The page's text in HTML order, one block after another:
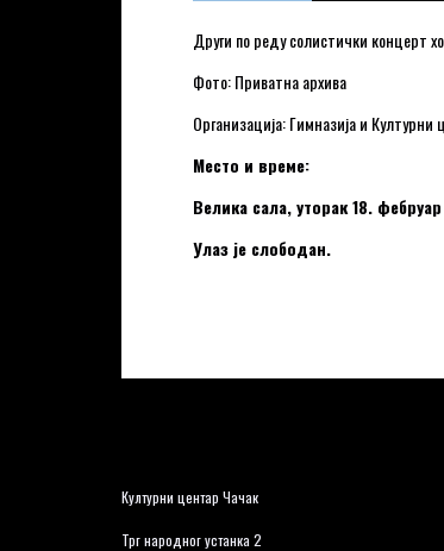
Други по реду солистички концерт
Фото: Приватна архива
Организација: Гимназија и Културни
Место и време:
Велика сала, уторак 18.
Улаз је слободан.
Културни центар Чачак
Трг народног устанка 2